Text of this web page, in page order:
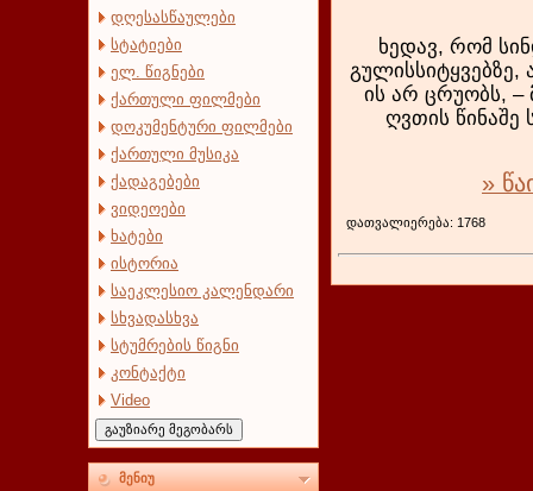
დღესასწაულები
სტატიები
ელ. წიგნები
ქართული ფილმები
დოკუმენტური ფილმები
ქართული მუსიკა
ქადაგებები
ვიდეოები
ხატები
ისტორია
საეკლესიო კალენდარი
სხვადასხვა
სტუმრების წიგნი
კონტაქტი
Video
მენიუ
ხედავ, რომ
გულისსიტყვებზე,
ის არ ცრუობს, –
ღვთის წინაშე
»